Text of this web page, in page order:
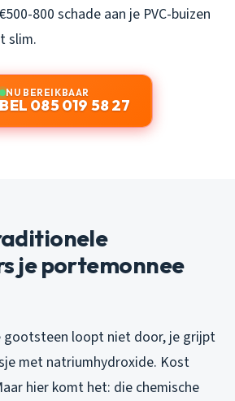
800 schade aan je PVC-buizen
slim.
NU BEREIKBAAR
BEL 085 019 58 27
je portemonnee
gootsteen loopt niet door, je grijpt
met natriumhydroxide. Kost
hier komt het: die chemische